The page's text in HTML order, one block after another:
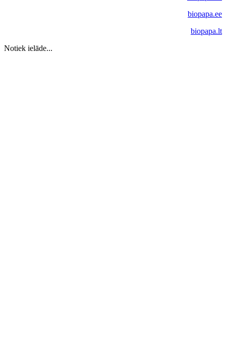
biopapa.ee
biopapa.lt
Notiek ielāde...